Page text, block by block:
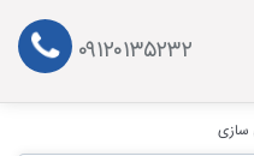
۰۹۱۲۰۱۳۵۲۳۲
سازی